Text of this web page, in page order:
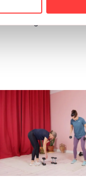
att det går att variera